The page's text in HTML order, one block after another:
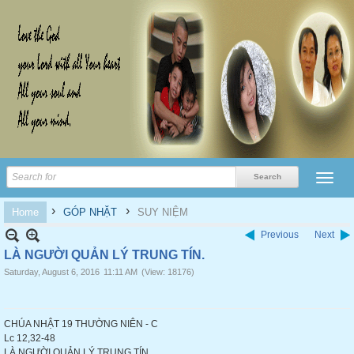
Home › GÓP NHẶT › SUY NIỆM
Previous Next
LÀ NGƯỜI QUẢN LÝ TRUNG TÍN.
Saturday, August 6, 2016 11:11 AM (View: 18176)
CHÚA NHẬT 19 THƯỜNG NIÊN - C
Lc 12,32-48